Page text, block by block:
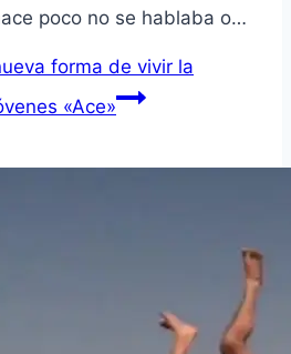
poco no se hablaba o…
forma de vivir la
«Ace»